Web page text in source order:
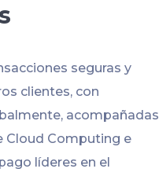
seguras y
clientes, con
acompañadas
Cloud Computing e
líderes en el